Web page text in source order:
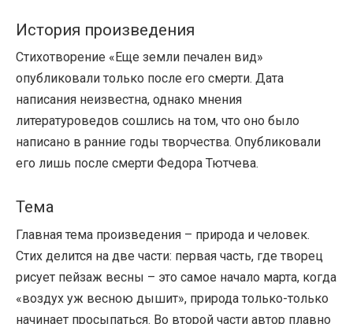
История произведения
Стихотворение «Еще земли печален вид»
опубликовали только после его смерти. Дата
написания неизвестна, однако мнения
литературоведов сошлись на том, что оно было
написано в ранние годы творчества. Опубликовали
его лишь после смерти Федора Тютчева.
Тема
Главная тема произведения – природа и человек.
Стих делится на две части: первая часть, где творец
рисует пейзаж весны – это самое начало марта, когда
«воздух уж весною дышит», природа только-только
начинает просыпаться. Во второй части автор плавно